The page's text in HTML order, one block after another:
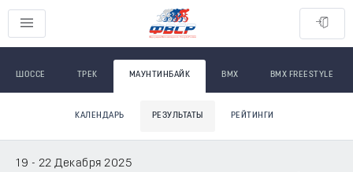
ШОССЕ ТРЕК МАУНТИНБАЙК BMX BMX FREESTYLE
КАЛЕНДАРЬ РЕЗУЛЬТАТЫ РЕЙТИНГИ
19 - 22 Декабря 2025